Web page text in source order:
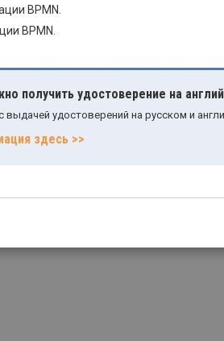
BPMN.
BPMN.
получить удостоверение на
выдачей удостоверений на русском и
здесь >>